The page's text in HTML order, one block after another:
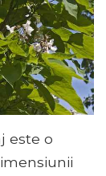
este o